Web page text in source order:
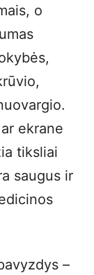
o
ekrane
tiksliai
saugus ir
–